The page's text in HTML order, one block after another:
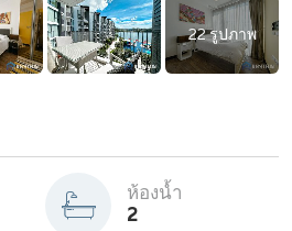
22 รูปภาพ
ห้องน้ำ
2